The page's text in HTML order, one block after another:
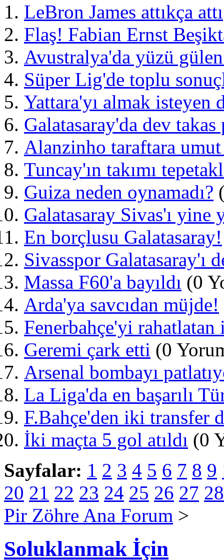
LeBron James attıkça attı
Flaş! Fabian Ernst
Avustralya'da yüzü
Süper Lig'de toplu
Yattara'yı almak isteyen
Galatasaray'da dev takas
Alanzinho taraftara umut
Tuncay'ın takımı
Guiza neden oynamadı?
Galatasaray Sivas'ı yine
En borçlusu Galatasaray!
Sivasspor Galatasaray'ı
Massa F60'a bayıldı (0
Arda'ya savcıdan müjde!
Fenerbahçe'yi rahatlatan
Geremi çark etti (0
Arsenal bombayı
La Liga'da en başarılı
F.Bahçe'den iki transfer
İki maçta 5 gol atıldı (0
Sayfalar: 1 2 3 4 5 6 7 8 9
20 21 22 23 24 25 26 27 28
Pir Zöhre Ana Forum >
Soluklanmak İçin